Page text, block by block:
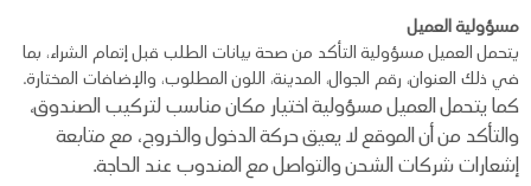
مسؤولية العميل
يتحمل العميل مسؤولية التأكد من صحة بيانات الطلب قبل إتمام الشراء، بما
في ذلك العنوان، رقم الجوال، المدينة، اللون المطلوب، والإضافات المختارة.
كما يتحمل العميل مسؤولية اختيار مكان مناسب لتركيب الصندوق،
والتأكد من أن الموقع لا يعيق حركةالدخول والخروج، مع متابعة
إشعارات شركات الشحن والتواصل مع المندوب عند الحاجة.